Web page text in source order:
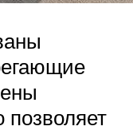
позволяет